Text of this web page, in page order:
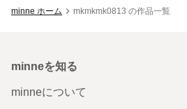
minne ホーム mkmkmk0813 の作品一覧
minneを知る
minneについて